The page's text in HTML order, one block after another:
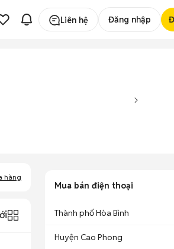
Liên hệ Đăng nhập
hàng
Mua bán điện thoại
Thành phố Hòa Bình
Huyện Cao Phong